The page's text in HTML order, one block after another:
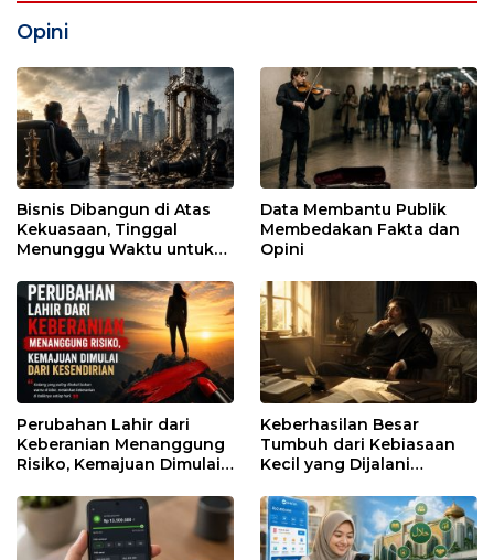
Opini
Bisnis Dibangun di Atas
Kekuasaan, Tinggal
Menunggu Waktu untuk
Data Membantu Publik
Membedakan Fakta dan
Opini
Perubahan Lahir dari
Keberanian Menanggung
Risiko, Kemajuan Dimulai
Keberhasilan Besar
Tumbuh dari Kebiasaan
Kecil yang Dijalani